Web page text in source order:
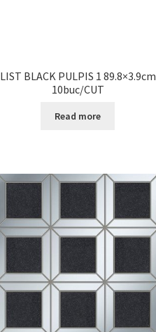
LIST BLACK PULPIS 1 89.8×3.9cm
10buc/CUT
Read more